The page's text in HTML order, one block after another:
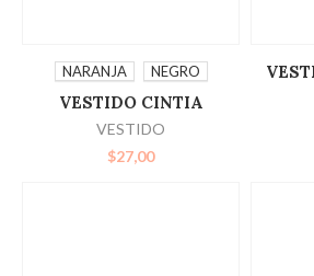
SELECCIONAR
OPCIONES
NARANJA NEGRO
VESTIDO CINTIA
VESTIDO
$27,00